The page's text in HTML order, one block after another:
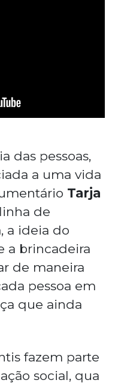
das pessoas,
a uma vida
Tarja
de
a ideia do
a brincadeira
de maneira
pessoa em
que ainda
fazem parte
social, qua